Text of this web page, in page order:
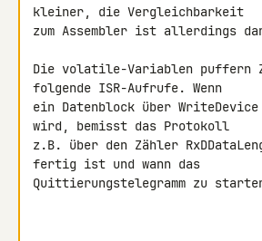
kleiner, die Vergleichbarkeit
zum Assembler ist allerdings
Die volatile-Variablen puffern
folgende ISR-Aufrufe. Wenn
ein Datenblock über
wird, bemisst das Protokoll
z.B. über den Zähler
fertig ist und wann das
Quittierungstelegramm zu